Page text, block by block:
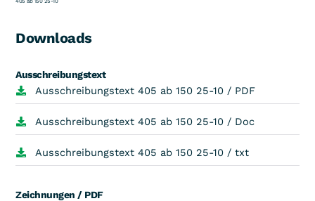
Downloads
Ausschreibungstext
Ausschreibungstext 405 ab 150 25-10 / PDF
Ausschreibungstext 405 ab 150 25-10 / Doc
Ausschreibungstext 405 ab 150 25-10 / txt
Zeichnungen / PDF